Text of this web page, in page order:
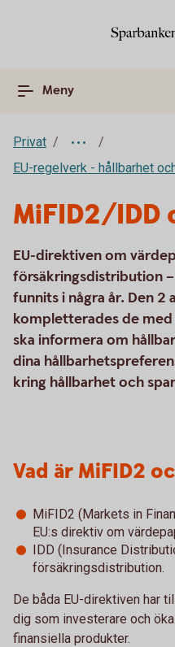
Meny
Privat
EU-regelverk - hållbarhet
MiFID2/IDD
EU-direktiven om
försäkringsdistribution –
funnits i några år. Den 2
kompletterades de
ska informera om
dina
kring hållbarhet och
Vad är MiFID2
MiFID2 (Markets in
EU:s direktiv om
IDD (Insurance
försäkringsdistribution.
De båda EU-direktiven har
dig som investerare och
finansiella produkter.